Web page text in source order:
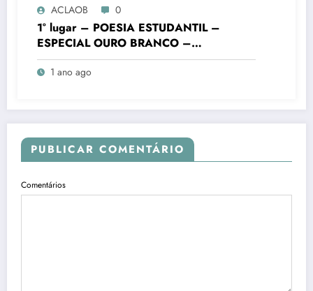
ACLAOB 0
1° lugar – POESIA ESTUDANTIL –
ESPECIAL OURO BRANCO –
FUNDAMENTAL FINAIS – Colégio
Batista Mineiro Unid. Ouro Branco – VIII
1 ano ago
PUBLICAR COMENTÁRIO
Comentários